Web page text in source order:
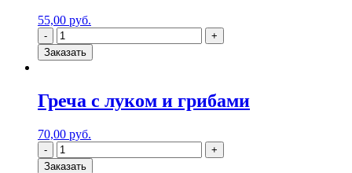
55,00 руб.
Заказать
Греча с луком и грибами
70,00 руб.
Заказать